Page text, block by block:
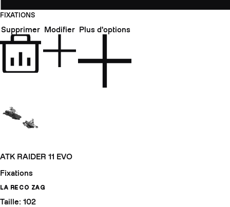
FIXATIONS
Supprimer Modifier Plus d'options
ATK RAIDER 11 EVO
Fixations
LA RECO ZAG
Taille: 102